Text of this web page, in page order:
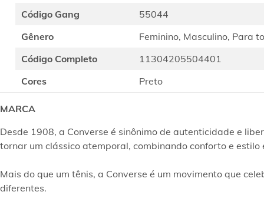
Código Gang
55044
Gênero
Feminino, Masculino, Para
Código Completo
11304205504401
Cores
Preto
MARCA
Desde 1908, a Converse é sinônimo de autenticidade e
tornar um clássico atemporal, combinando conforto e estilo
Mais do que um tênis, a Converse é um movimento que
diferentes.